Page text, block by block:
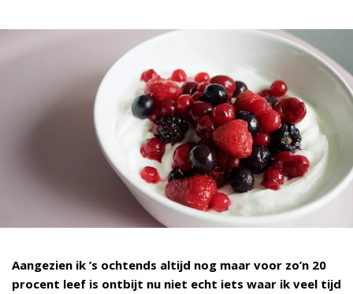
Aangezien ik ’s ochtends altijd nog maar voor zo’n 20
procent leef is ontbijt nu niet echt iets waar ik veel tijd